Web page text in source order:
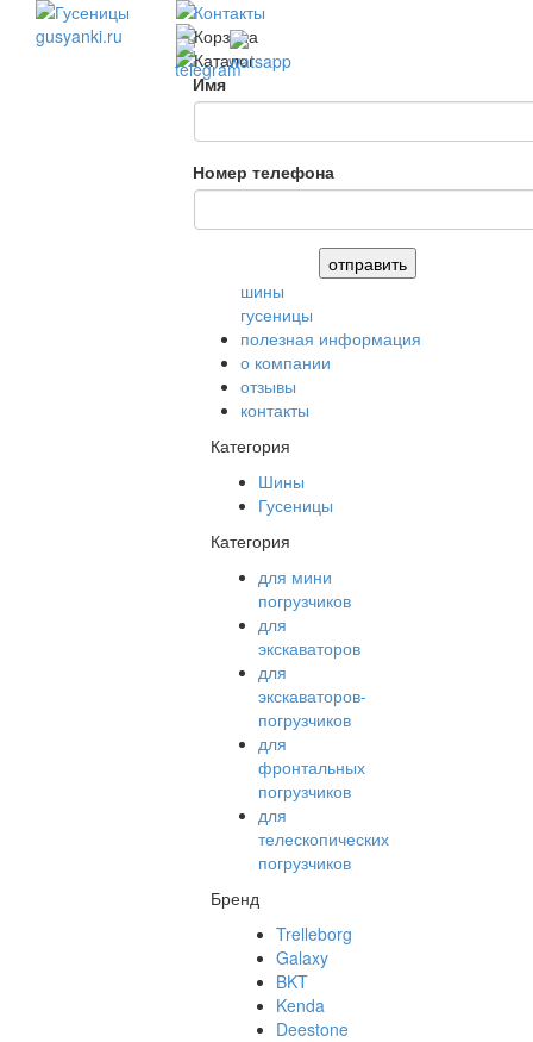
Имя
Номер телефона
шины
гусеницы
полезная информация
о компании
отзывы
контакты
Категория
Шины
Гусеницы
Категория
для мини
погрузчиков
для
экскаваторов
для
экскаваторов-
погрузчиков
для
фронтальных
погрузчиков
для
телескопических
погрузчиков
Бренд
Trelleborg
Galaxy
BKT
Kenda
Deestone